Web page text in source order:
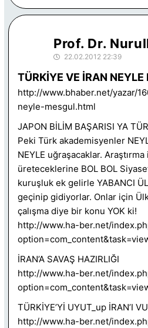
Prof. Dr.
22.02.2012 22:39
TÜRKİYE VE İRAN NEYLE
http://www.bhaber.net/yazar/
neyle-mesgul.html
JAPON BİLİM BAŞARISI YA
Peki Türk akademisyenler
NEYLE uğraşacaklar.
üreteceklerine BOL BOL
kuruşluk ek gelirle YABANCI
geçinip gidiyorlar. Onlar için
çalışma diye bir konu YOK ki!
http://www.ha-ber.net/
İRAN’A SAVAŞ HAZIRLIĞI
http://www.ha-ber.net/
TÜRKİYE’Yİ UYUT_up İRAN’I
http://www.ha-ber.net/